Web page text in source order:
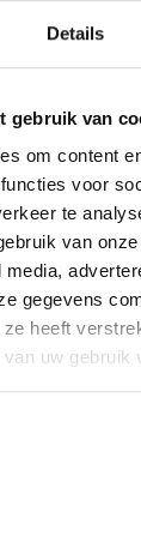
Details
gebruik van
om content
voor
te
van
gegevens
heeft
uw gebruik
KIM
MANNEN